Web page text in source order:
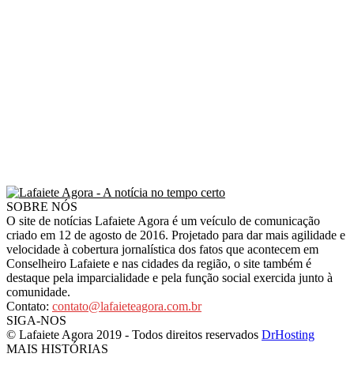
SOBRE NÓS
O site de notícias Lafaiete Agora é um veículo de comunicação
criado em 12 de agosto de 2016. Projetado para dar mais agilidade e
velocidade à cobertura jornalística dos fatos que acontecem em
Conselheiro Lafaiete e nas cidades da região, o site também é
destaque pela imparcialidade e pela função social exercida junto à
comunidade.
Contato: contato@lafaieteagora.com.br
SIGA-NOS
© Lafaiete Agora 2019 - Todos direitos reservados DrHosting
MAIS HISTÓRIAS